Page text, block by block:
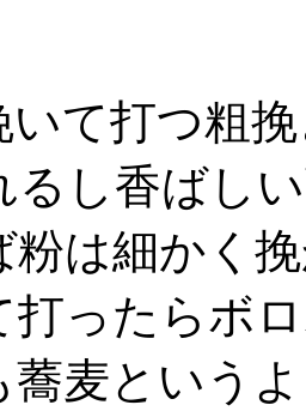
いて打つ粗
るし香ばし
粉は細かく
打ったらボ
蕎麦という